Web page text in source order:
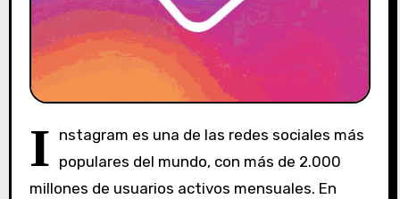
I nstagram es una de las redes sociales más
populares del mundo, con más de 2.000
millones de usuarios activos mensuales. En